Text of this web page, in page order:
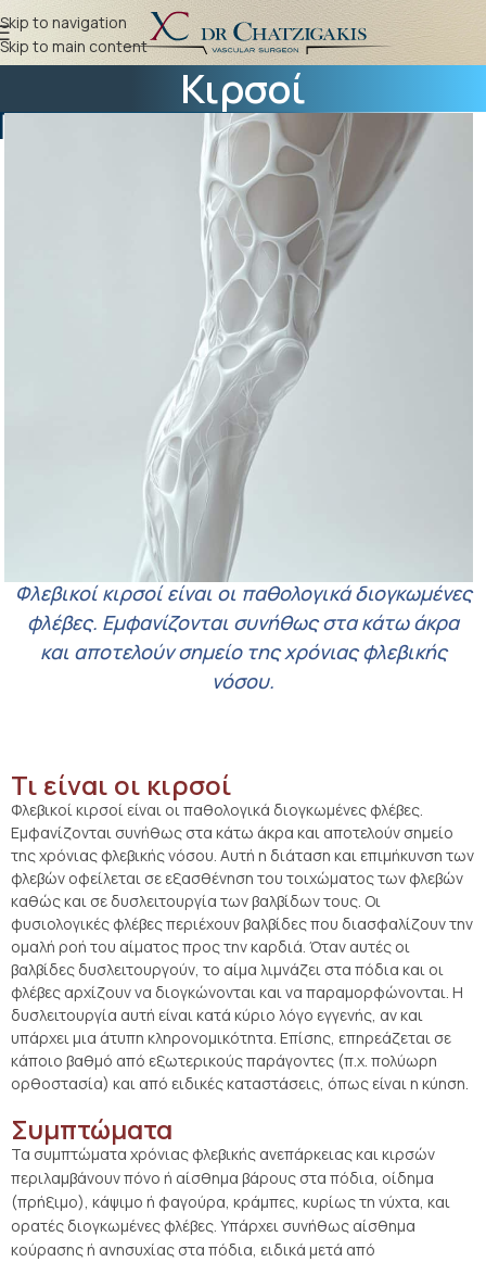
Skip to navigation
Skip to main content
Κιρσοί
Φλεβικοί κιρσοί είναι οι παθολογικά διογκωμένες
φλέβες. Εμφανίζονται συνήθως στα κάτω άκρα
και αποτελούν σημείο της χρόνιας φλεβικής
νόσου.
Τι είναι οι κιρσοί
Φλεβικοί κιρσοί είναι οι παθολογικά διογκωμένες φλέβες.
Εμφανίζονται συνήθως στα κάτω άκρα και αποτελούν σημείο
της χρόνιας φλεβικής νόσου. Αυτή η διάταση και επιμήκυνση των
φλεβών οφείλεται σε εξασθένηση του τοιχώματος των φλεβών
καθώς και σε δυσλειτουργία των βαλβίδων τους. Οι
φυσιολογικές φλέβες περιέχουν βαλβίδες που διασφαλίζουν την
ομαλή ροή του αίματος προς την καρδιά. Όταν αυτές οι
βαλβίδες δυσλειτουργούν, το αίμα λιμνάζει στα πόδια και οι
φλέβες αρχίζουν να διογκώνονται και να παραμορφώνονται. Η
δυσλειτουργία αυτή είναι κατά κύριο λόγο εγγενής, αν και
υπάρχει μια άτυπη κληρονομικότητα. Επίσης, επηρεάζεται σε
κάποιο βαθμό από εξωτερικούς παράγοντες (π.χ. πολύωρη
ορθοστασία) και από ειδικές καταστάσεις, όπως είναι η κύηση.
Συμπτώματα
Τα συμπτώματα χρόνιας φλεβικής ανεπάρκειας και κιρσών
περιλαμβάνουν πόνο ή αίσθημα βάρους στα πόδια, οίδημα
(πρήξιμο), κάψιμο ή φαγούρα, κράμπες, κυρίως τη νύχτα, και
ορατές διογκωμένες φλέβες. Υπάρχει συνήθως αίσθημα
κούρασης ή ανησυχίας στα πόδια, ειδικά μετά από